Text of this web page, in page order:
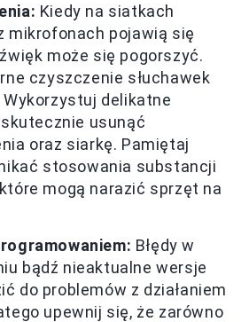
Kiedy na siatkach
mikrofonach pojawią się
może się pogorszyć.
czyszczenie słuchawek
delikatne
skutecznie usunąć
oraz siarkę. Pamiętaj
stosowania substancji
mogą narazić sprzęt na
Błędy w
bądź nieaktualne wersje
do problemów z działaniem
upewnij się, że zarówno